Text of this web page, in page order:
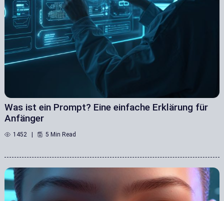
Was ist ein Prompt? Eine einfache Erklärung für
Anfänger
1452 5 Min Read